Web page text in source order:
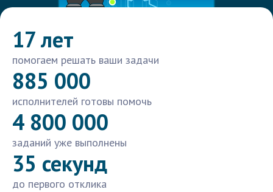
17 лет
помогаем решать ваши задачи
885 000
исполнителей готовы помочь
4 800 000
заданий уже выполнены
35 секунд
до первого отклика